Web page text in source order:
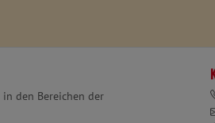
den Bereichen der